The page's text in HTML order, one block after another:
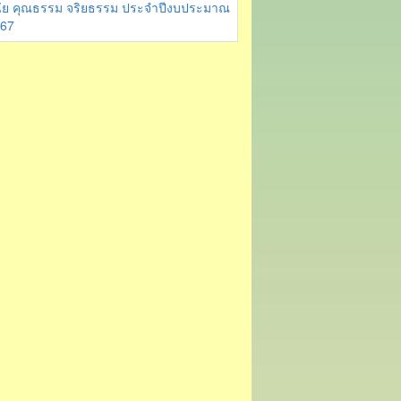
คุณธรรม จริยธรรม ประจำปีงบประมาณ